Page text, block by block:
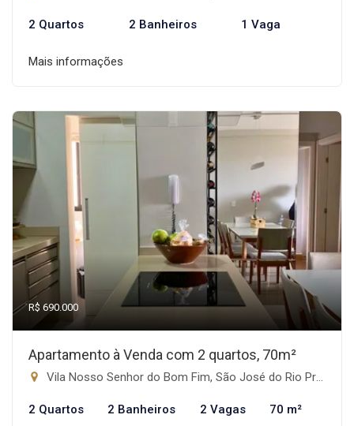
2 Quartos 2 Banheiros 1 Vaga
Mais informações
R$ 690.000
Apartamento à Venda com 2 quartos, 70m²
Vila Nosso Senhor do Bom Fim, São José do Rio Preto-SP
2 Quartos 2 Banheiros 2 Vagas 70 m²